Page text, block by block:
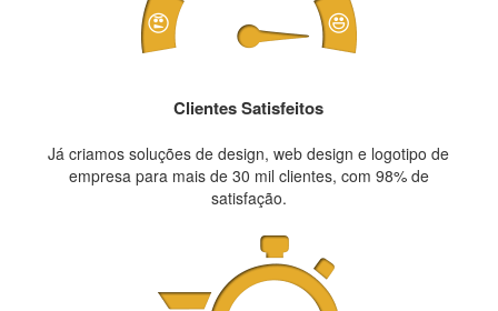
Clientes Satisfeitos
Já criamos soluções de design, web design e logotipo de
empresa para mais de 30 mil clientes, com 98% de
satisfação.